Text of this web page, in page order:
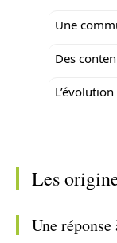
Une
Des
Les
Une